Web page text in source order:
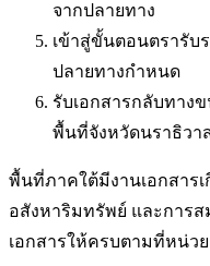
จากปลายทาง
เข้าสู่ขั้นตอนตรารับ
ปลายทางกำหนด
รับเอกสารกลับทาง
พื้นที่จังหวัดนราธิวา
พื้นที่ภาคใต้มีงานเอกสารเ
อสังหาริมทรัพย์ และการ
เอกสารให้ครบตามที่หน่ว